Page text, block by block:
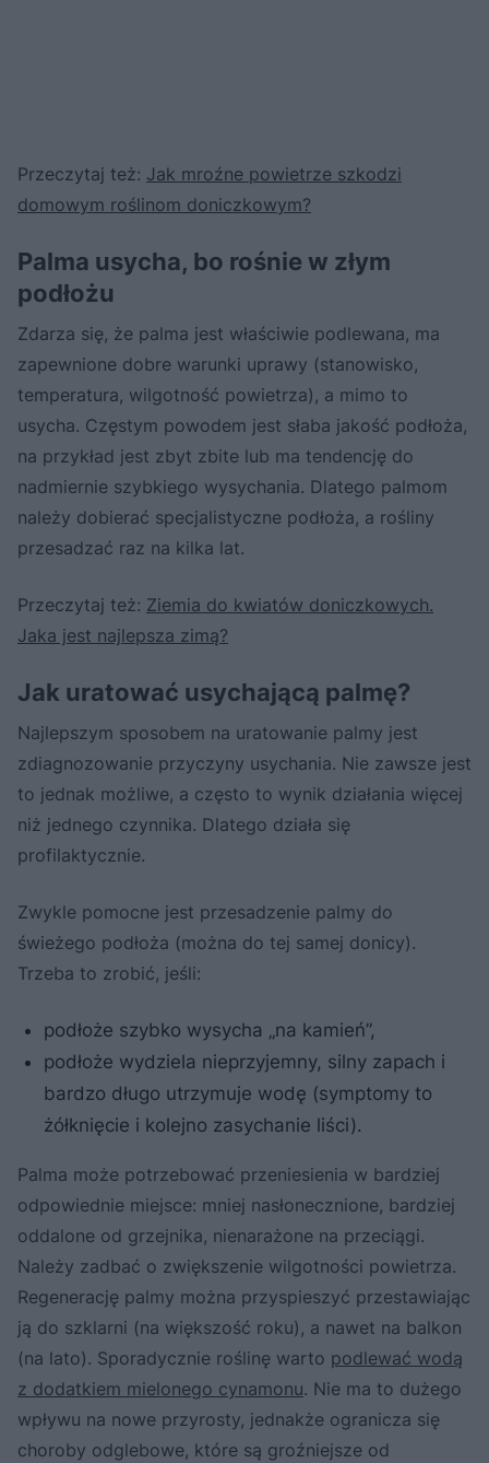
Przeczytaj też: Jak mroźne powietrze szkodzi
domowym roślinom doniczkowym?
Palma usycha, bo rośnie w złym
podłożu
Zdarza się, że palma jest właściwie podlewana, ma
zapewnione dobre warunki uprawy (stanowisko,
temperatura, wilgotność powietrza), a mimo to
usycha. Częstym powodem jest słaba jakość podłoża,
na przykład jest zbyt zbite lub ma tendencję do
nadmiernie szybkiego wysychania. Dlatego palmom
należy dobierać specjalistyczne podłoża, a rośliny
przesadzać raz na kilka lat.
Przeczytaj też: Ziemia do kwiatów doniczkowych.
Jaka jest najlepsza zimą?
Jak uratować usychającą palmę?
Najlepszym sposobem na uratowanie palmy jest
zdiagnozowanie przyczyny usychania. Nie zawsze jest
to jednak możliwe, a często to wynik działania więcej
niż jednego czynnika. Dlatego działa się
profilaktycznie.
Zwykle pomocne jest przesadzenie palmy do
świeżego podłoża (można do tej samej donicy).
Trzeba to zrobić, jeśli:
podłoże szybko wysycha „na kamień”,
podłoże wydziela nieprzyjemny, silny zapach i
bardzo długo utrzymuje wodę (symptomy to
żółknięcie i kolejno zasychanie liści).
Palma może potrzebować przeniesienia w bardziej
odpowiednie miejsce: mniej nasłonecznione, bardziej
oddalone od grzejnika, nienarażone na przeciągi.
Należy zadbać o zwiększenie wilgotności powietrza.
Regenerację palmy można przyspieszyć przestawiając
ją do szklarni (na większość roku), a nawet na balkon
(na lato). Sporadycznie roślinę warto podlewać wodą
z dodatkiem mielonego cynamonu. Nie ma to dużego
wpływu na nowe przyrosty, jednakże ogranicza się
choroby odglebowe, które są groźniejsze od